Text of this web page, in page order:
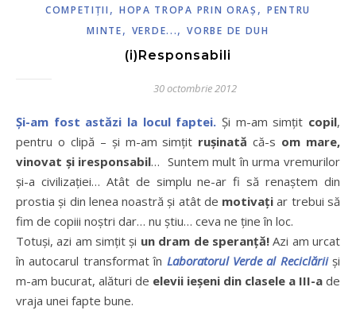
COMPETIŢII , HOPA TROPA PRIN ORAŞ , PENTRU
MINTE, VERDE...,VORBE DE DUH
(i)Responsabili
30 octombrie 2012
Şi-am fost astăzi la locul faptei. Şi m-am simţit copil,
pentru o clipă – şi m-am simţit ruşinată că-s om mare,
vinovat şi iresponsabil… Suntem mult în urma vremurilor
şi-a civilizaţiei… Atât de simplu ne-ar fi să renaştem din
prostia şi din lenea noastră şi atât de motivaţi ar trebui să
fim de copiii noştri dar… nu ştiu… ceva ne ţine în loc.
Totuşi, azi am simţit şi un dram de speranţă!Azi am urcat
în autocarul transformat în Laboratorul Verde al Reciclăriişi
m-am bucurat, alături de elevii ieşeni din clasele a III-a de
vraja unei fapte bune.